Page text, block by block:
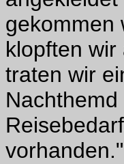
gekommen
klopften
traten wir
vorhanden."